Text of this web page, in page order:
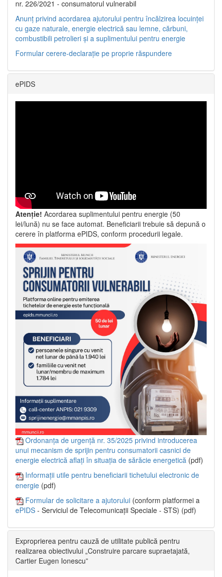
nr. 226/2021 - consumatorul vulnerabil
Anunț privind acordarea ajutorului pentru încălzirea locuinței
cu gaze naturale, energie electrică sau lemne, cărbuni,
combustibili petrolieri și a suplimentului pentru energie
Formular cerere-declarație pe proprie răspundere
ePIDS
Atenție! Acordarea suplimentului pentru energie (50
lei/lună) nu se face automat. Beneficiarii trebuie să depună o
cerere în platforma ePIDS, conform procedurii legale.
Ordonanța de urgență nr. 35/2025 privind introducerea
unui mecanism de sprijin pentru consumatorii casnici de
energie electrică aflați în situația de sărăcie energetică (pdf)
Informații utile pentru beneficiarii tichetului electronic de
energie (pdf)
Formular de solicitare a ajutorului (conform platformei a
ePIDS - Serviciul de Telecomunicații Speciale - STS) (pdf)
Exproprierea pentru cauză de utilitate publică pentru
realizarea obiectivului „Construire parcare supraetajată,
Cartier Eugen Ionescu”